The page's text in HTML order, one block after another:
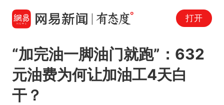
打开
“加完油一脚油门就跑”：632
元油费为何让加油工4天白
干？